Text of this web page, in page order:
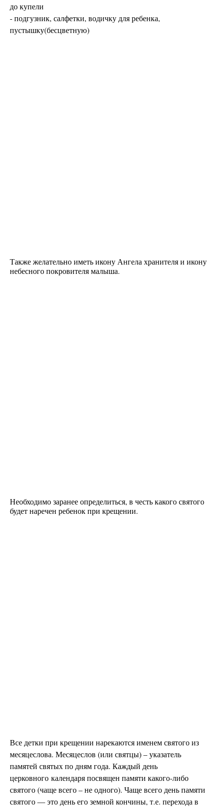
до купели
- подгузник, салфетки, водичку для ребенка,
пустышку(бесцветную)
Также желательно иметь икону Ангела хранителя и икону
небесного покровителя малыша.
Необходимо заранее определиться, в честь какого святого
будет наречен ребенок при крещении.
Все детки при крещении нарекаются именем святого из
месяцеслова. Месяцеслов (или святцы) – указатель
памятей святых по дням года. Каждый день
церковного календаря посвящен памяти какого-либо
святого (чаще всего – не одного). Чаще всего день памяти
святого — это день его земной кончины, т.е. перехода в